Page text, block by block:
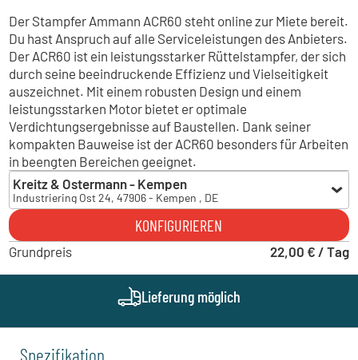
Der Stampfer Ammann ACR60 steht online zur Miete bereit.
Du hast Anspruch auf alle Serviceleistungen des Anbieters.
Der ACR60 ist ein leistungsstarker Rüttelstampfer, der sich
durch seine beeindruckende Effizienz und Vielseitigkeit
auszeichnet. Mit einem robusten Design und einem
leistungsstarken Motor bietet er optimale
Verdichtungsergebnisse auf Baustellen. Dank seiner
kompakten Bauweise ist der ACR60 besonders für Arbeiten
in beengten Bereichen geeignet.
Kreitz & Ostermann - Kempen
Industriering Ost 24, 47906 - Kempen , DE
Kreitz & Ostermann - Kempen
Industriering Ost 24, 47906 - Kempen , DE
Kreitz & Ostermann - Münster
KONFIGURIEREN
Grundpreis 22,00 € / Tag
Lieferung möglich
Spezifikation